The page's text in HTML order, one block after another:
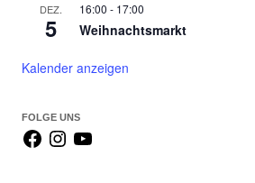
DEZ.
5
16:00 - 17:00
Weihnachtsmarkt
Kalender anzeigen
FOLGE UNS